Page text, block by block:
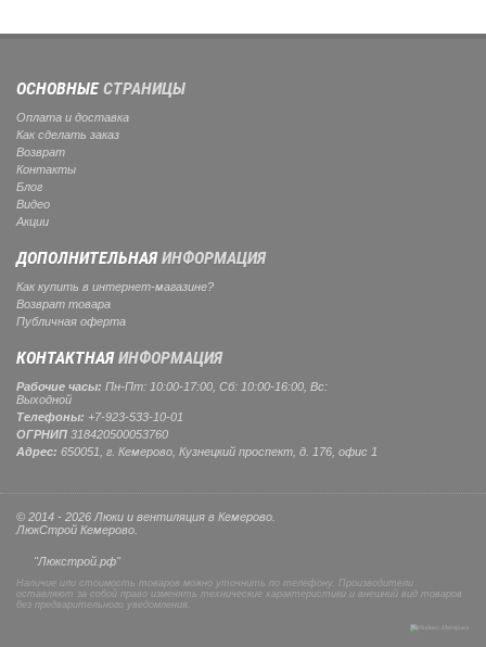
ОСНОВНЫЕСТРАНИЦЫ
Оплата и доставка
Как сделать заказ
Возврат
Контакты
Блог
Видео
Акции
ДОПОЛНИТЕЛЬНАЯИНФОРМАЦИЯ
Как купить в интернет-магазине?
Возврат товара
Публичная оферта
КОНТАКТНАЯИНФОРМАЦИЯ
Рабочие часы: Пн-Пт: 10:00-17:00, Сб: 10:00-16:00, Вс:
Выходной
Телефоны: +7-923-533-10-01
ОГРНИП 318420500053760
Адрес: 650051, г. Кемерово, Кузнецкий проспект, д. 176, офис 1
© 2014 - 2026 Люки и вентиляция в Кемерово.
ЛюкСтрой Кемерово.
"Люкстрой.рф"
Наличие или стоимость товаров можно уточнить по телефону. Производители
оставляют за собой право изменять технические характеристики и внешний вид товаров
без предварительного уведомления.